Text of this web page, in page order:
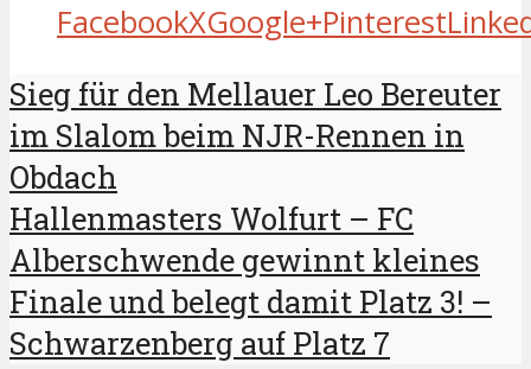
FacebookXGoogle+Pinterest
Sieg für den Mellauer Leo Bereuter
im Slalom beim NJR-Rennen in
Obdach
Hallenmasters Wolfurt – FC
Alberschwende gewinnt kleines
Finale und belegt damit Platz 3! –
Schwarzenberg auf Platz 7